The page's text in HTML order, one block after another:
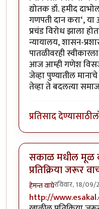
द्योतक डॉ. हमीद
गणपती दान करा‘, या
प्रचंड विरोध झाला
न्यायालय, शासन-
पातळीवरही
आज आम्ही गणेश
जेव्हा पुण्यातील
तेव्हा ते बदलत्या
प्रतिसाद देण्यासाठी
सकाळ मधील मूळ
प्रतिक्रिया जरूर
हेमन्त वाघेरविवार, 18/
http://